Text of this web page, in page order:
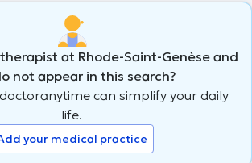
at Rhode-Saint-Genèse and
not appear in this search?
can simplify your daily
life.
your medical practice